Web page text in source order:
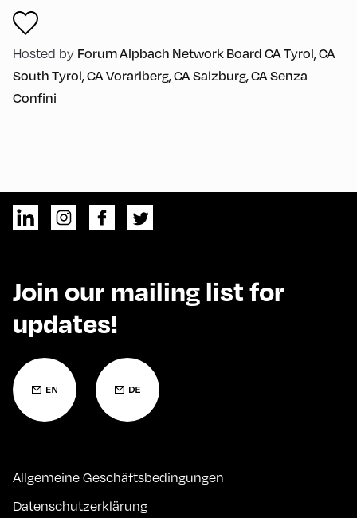
Hosted by Forum Alpbach Network Board CA Tyrol, CA
South Tyrol, CA Vorarlberg, CA Salzburg, CA Senza
Confini
Join our mailing list for
updates!
Allgemeine Geschäftsbedingungen
Datenschutzerklärung